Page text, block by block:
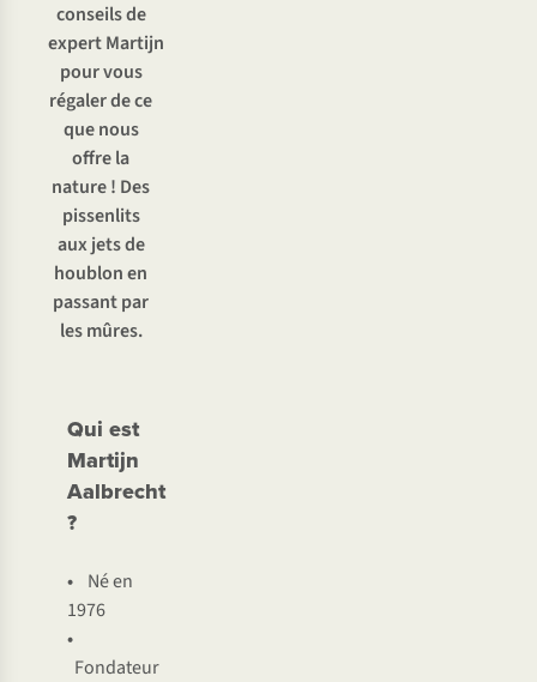
conseils de
expert Martijn
pour vous
régaler de ce
que nous
offre la
nature ! Des
pissenlits
aux jets de
houblon en
passant par
les mûres.
Qui est
Martijn
Aalbrecht
?
• Né en
1976
•
Fondateur